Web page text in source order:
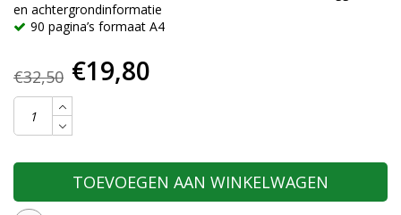
en achtergrondinformatie
90 pagina’s formaat A4
€32,50 €19,80
TOEVOEGEN AAN WINKELWAGEN